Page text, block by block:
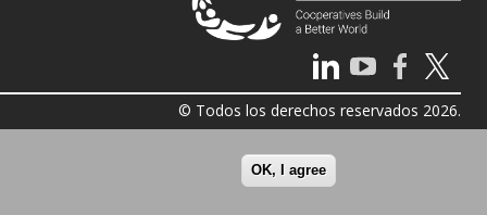
© Todos los derechos reservados 2026.
OK, I agree